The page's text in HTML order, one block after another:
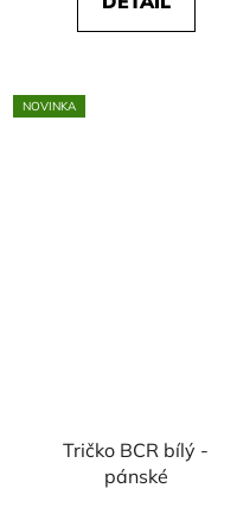
5
NOVINKA
Tričko BCR bílý -
pánské